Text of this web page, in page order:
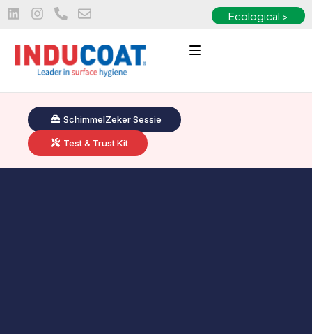
Ecological >
SchimmelZeker Sessie
Test & Trust Kit